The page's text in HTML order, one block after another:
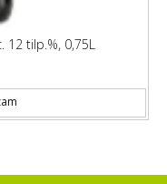
12 tilp.%, 0,75L